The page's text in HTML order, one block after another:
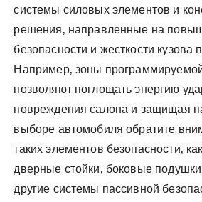
системы силовых элементов и
решения‚ направленные на
безопасности и жесткости кузова
Например‚ зоны
позволяют поглощать энергию
повреждения салона и защищая
выборе автомобиля обратите
таких элементов безопасности‚
дверные стойки‚ боковые
другие системы пассивной